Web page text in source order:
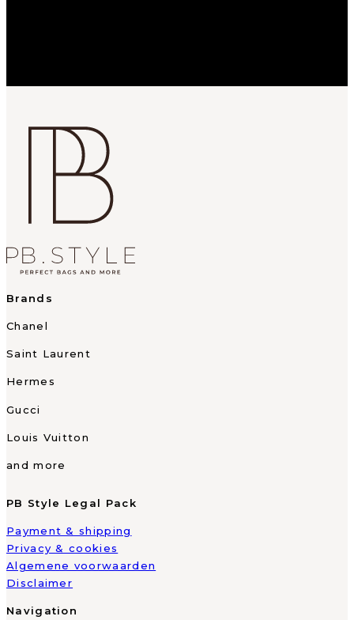
Brands
Chanel
Saint Laurent
Hermes
Gucci
Louis Vuitton
and more
PB Style Legal Pack
Payment & shipping
Privacy & cookies
Algemene voorwaarden
Disclaimer
Navigation